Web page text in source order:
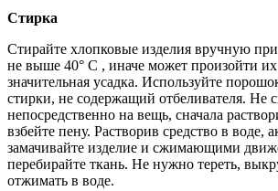
Стирка
Стирайте хлопковые изделия вручную
не выше 40° С , иначе может произойти
значительная усадка. Используйте
стирки, не содержащий отбеливателя. Не
непосредственно на вещь, сначала
взбейте пену. Растворив средство в воде,
замачивайте изделие и сжимающими
перебирайте ткань. Не нужно тереть,
отжимать в воде.